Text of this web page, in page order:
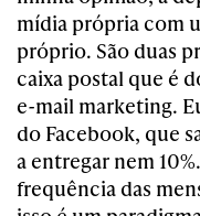
mídia própria com
próprio. São duas
caixa postal que é
e-mail marketing.
do Facebook, que
a entregar nem
frequência das